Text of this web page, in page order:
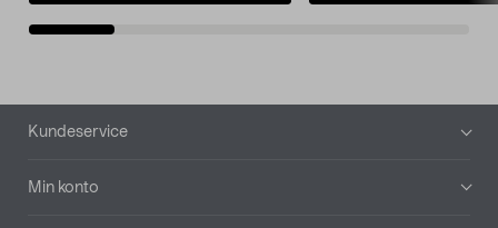
Bunntekst
Kundeservice
Min konto